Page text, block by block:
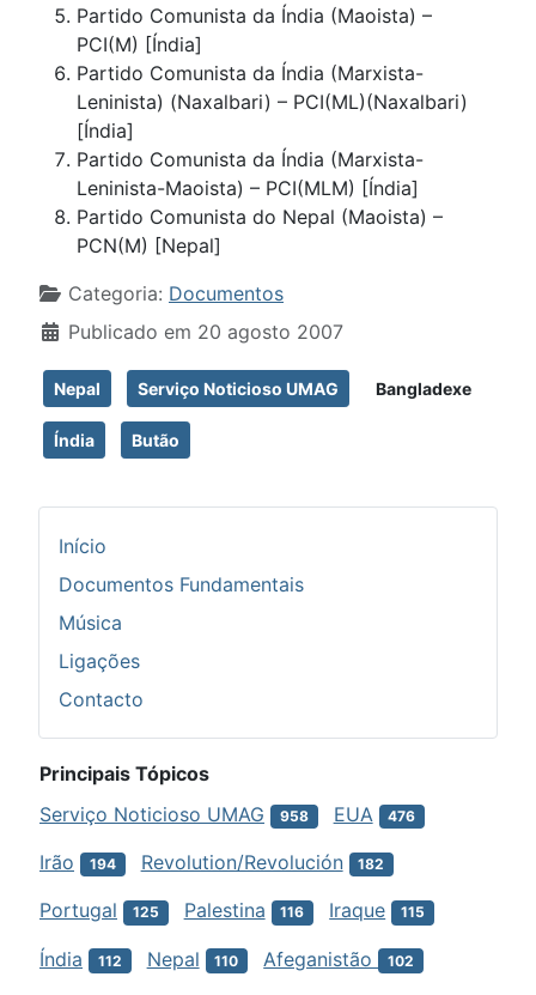
Partido Comunista da Índia (Maoista) –
PCI(M) [Índia]
Partido Comunista da Índia (Marxista-
Leninista) (Naxalbari) – PCI(ML)(Naxalbari)
[Índia]
Partido Comunista da Índia (Marxista-
Leninista-Maoista) – PCI(MLM) [Índia]
Partido Comunista do Nepal (Maoista) –
PCN(M) [Nepal]
Detalhes
Categoria: Documentos
Publicado em 20 agosto 2007
Nepal Serviço Noticioso UMAG Bangladexe
Índia Butão
Início
Documentos Fundamentais
Música
Ligações
Contacto
Principais Tópicos
Serviço Noticioso UMAG
958 EUA 476
Irão 194 Revolution/Revolución 182
Portugal 125 Palestina 116 Iraque 115
Índia 112 Nepal 110 Afeganistão 102